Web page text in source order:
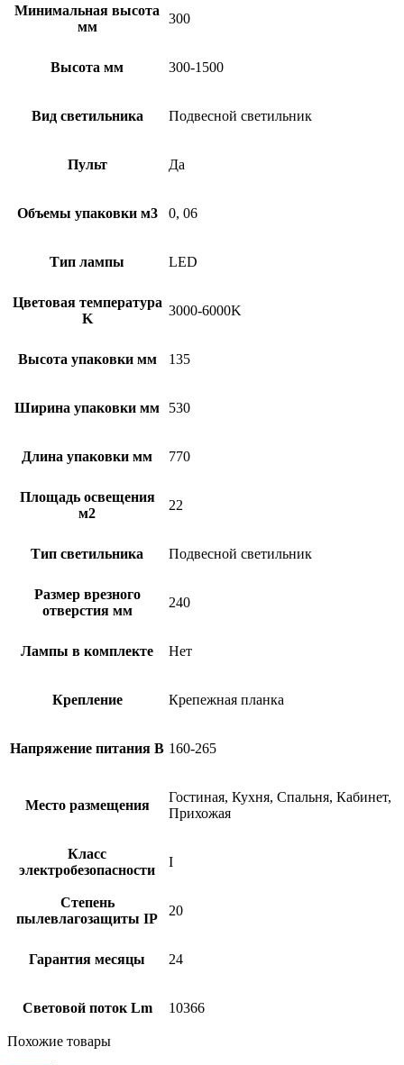
Минимальная высота
мм
300
Высота мм 300-1500
Вид светильника Подвесной светильник
Пульт Да
Объемы упаковки м3 0, 06
Тип лампы LED
Цветовая температура
K
3000-6000K
Высота упаковки мм 135
Ширина упаковки мм 530
Длина упаковки мм 770
Площадь освещения
м2
22
Тип светильника Подвесной светильник
Размер врезного
отверстия мм
240
Лампы в комплекте Нет
Крепление Крепежная планка
Напряжение питания В 160-265
Место размещения
Гостиная, Кухня, Спальня, Кабинет,
Прихожая
Класс
электробезопасности
I
Степень
пылевлагозащиты IP
20
Гарантия месяцы 24
Световой поток Lm 10366
Похожие товары